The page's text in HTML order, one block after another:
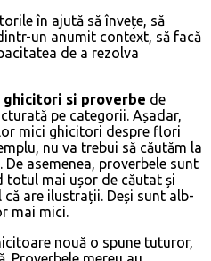
în ajută să învețe, să
un anumit context, să facă
de a rezolva
ghicitori si proverbe de
pe categorii. Așadar,
mici ghicitori despre flori
nu va trebui să căutăm la
asemenea, proverbele sunt
totul mai ușor de căutat și
are ilustrații. Deși sunt alb-
mai mici.
nouă o spune tuturor,